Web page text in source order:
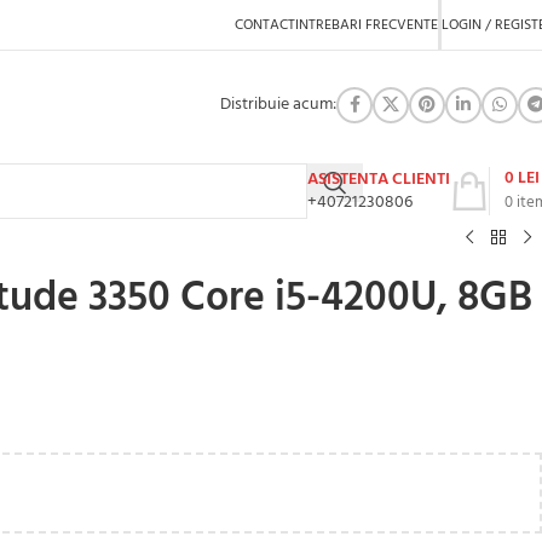
CONTACTINTREBARI FRECVENTE LOGIN /
Distribuie acum:
ASISTENTA CLIENTI
+40721230806
0
0 LEI
3350 Core i5-4200U, 8GB